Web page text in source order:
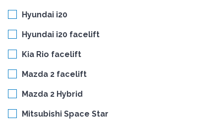
Hyundai i20
Hyundai i20 facelift
Kia Rio facelift
Mazda 2 facelift
Mazda 2 Hybrid
Mitsubishi Space Star